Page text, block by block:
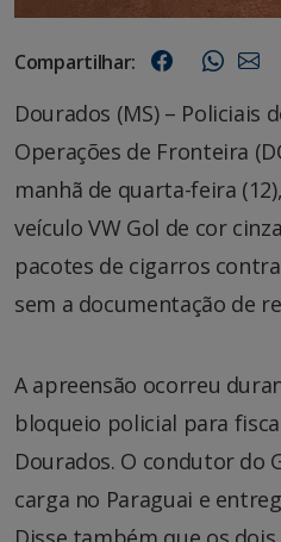
Compartilhar:
Dourados (MS) – Policiais
Operações de Fronteira
manhã de quarta-feira
veículo VW Gol de cor
pacotes de cigarros
sem a documentação de
A apreensão ocorreu
bloqueio policial para
Dourados. O condutor do
carga no Paraguai e